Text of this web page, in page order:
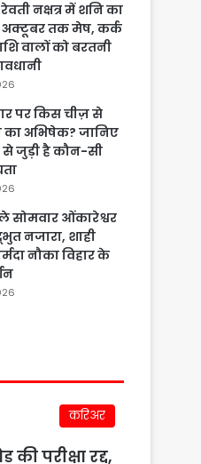
नक्षत्र में शनि का
अक्टूबर तक मेष, कर्क
वालों को बरतनी
पर किस चीज़ से
अभिषेक? जानिए
से जुड़ी है कौन-सी
सोमवार ओंकारेश्वर
नजारा, शाही
नौका विहार के
करिअर
परीक्षा रद्द,